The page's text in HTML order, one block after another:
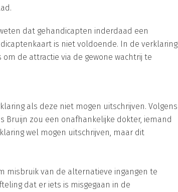
dat gehandicapten inderdaad een
is niet voldoende. In de verklaring
de attractie via de gewone wachtrij te
als deze niet mogen uitschrijven. Volgens
Bruijn zou een onafhankelijke dokter, iemand
wel mogen uitschrijven, maar dit
misbruik van de alternatieve ingangen te
dat er iets is misgegaan in de